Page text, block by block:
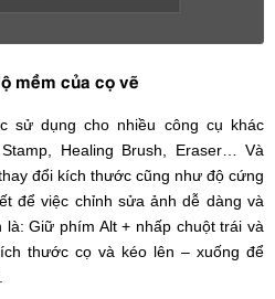
mềm của cọ vẽ
sử dụng cho nhiều công cụ khác
Healing Brush, Eraser… Và
đổi kích thước cũng như độ cứng
để việc chỉnh sửa ảnh dễ dàng và
Giữ phím Alt + nhấp chuột trái và
thước cọ và kéo lên – xuống để